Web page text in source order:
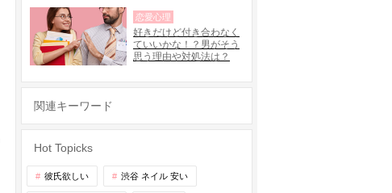
好きだけど付き合わなく
ていいかな！？男がそう
思う理由や対処法は？
恋愛心理
関連キーワード
Hot Topicks
彼氏欲しい 渋谷 ネイル 安い